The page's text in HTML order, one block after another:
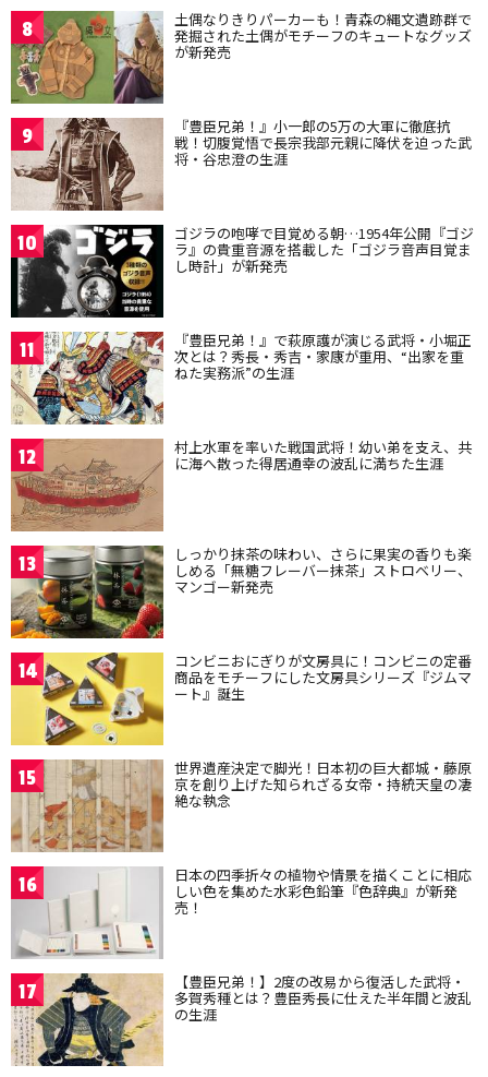
8 土偶なりきりパーカーも！青森の縄文遺跡群で
発掘された土偶がモチーフのキュートなグッズ
が新発売
9 『豊臣兄弟！』小一郎の5万の大軍に徹底抗
戦！切腹覚悟で長宗我部元親に降伏を迫った武
将・谷忠澄の生涯
10 ゴジラの咆哮で目覚める朝…1954年公開『ゴジ
ラ』の貴重音源を搭載した「ゴジラ音声目覚ま
し時計」が新発売
11 『豊臣兄弟！』で萩原護が演じる武将・小堀正
次とは？秀長・秀吉・家康が重用、“出家を重
ねた実務派”の生涯
12 村上水軍を率いた戦国武将！幼い弟を支え、共
に海へ散った得居通幸の波乱に満ちた生涯
13 しっかり抹茶の味わい、さらに果実の香りも楽
しめる「無糖フレーバー抹茶」ストロベリー、
マンゴー新発売
14 コンビニおにぎりが文房具に！コンビニの定番
商品をモチーフにした文房具シリーズ『ジムマ
ート』誕生
15 世界遺産決定で脚光！日本初の巨大都城・藤原
京を創り上げた知られざる女帝・持統天皇の凄
絶な執念
16 日本の四季折々の植物や情景を描くことに相応
しい色を集めた水彩色鉛筆『色辞典』が新発
売！
17 【豊臣兄弟！】2度の改易から復活した武将・
多賀秀種とは？豊臣秀長に仕えた半年間と波乱
の生涯